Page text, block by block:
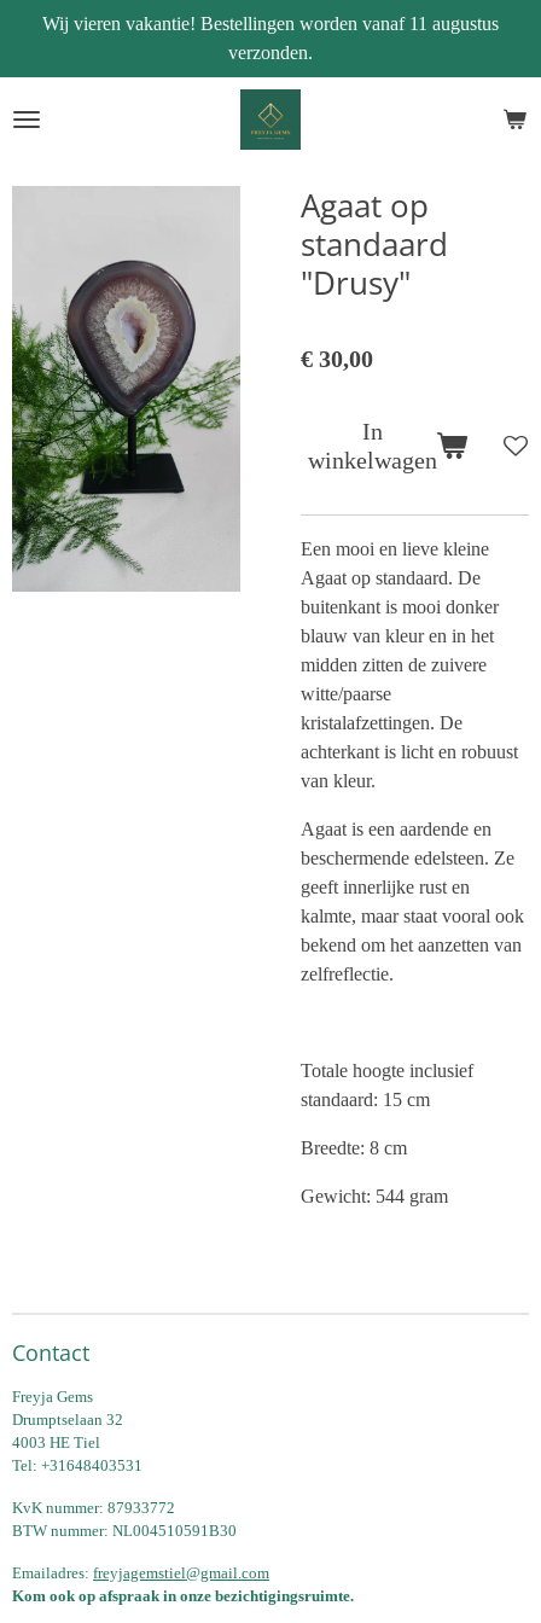
naar
de
Wij vieren vakantie! Bestellingen worden vanaf 11 augustus
verzonden.
Agaat op
standaard
"Drusy"
€ 30,00
In
winkelwagen
Een mooi en lieve kleine
Agaat op standaard. De
buitenkant is mooi donker
blauw van kleur en in het
midden zitten de zuivere
witte/paarse
kristalafzettingen. De
achterkant is licht en robuust
van kleur.
Agaat is een aardende en
beschermende edelsteen. Ze
geeft innerlijke rust en
kalmte, maar staat vooral ook
bekend om het aanzetten van
zelfreflectie.
Totale hoogte inclusief
standaard: 15 cm
Breedte: 8 cm
Gewicht: 544 gram
Contact
Freyja Gems
Drumptselaan 32
4003 HE Tiel
Tel: +31648403531
KvK nummer: 87933772
BTW nummer: NL004510591B30
Emailadres: freyjagemstiel@gmail.com
Kom ook op afspraak in onze bezichtigingsruimte.